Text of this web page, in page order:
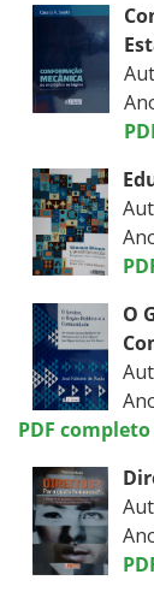
O
PDF completo